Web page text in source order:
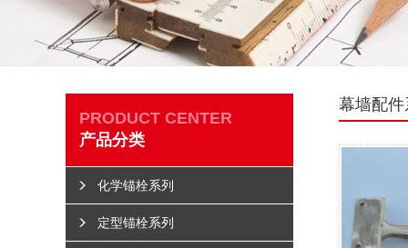
PRODUCT CENTER
产品分类
化学锚栓系列
定型锚栓系列
幕墙配件